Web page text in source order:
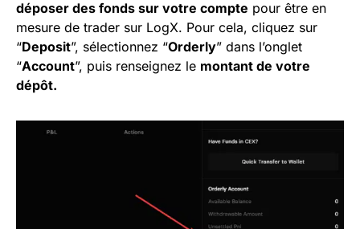
déposer des fonds sur votre compte pour être en
mesure de trader sur LogX. Pour cela, cliquez sur
“Deposit”, sélectionnez “Orderly” dans l’onglet
“Account”, puis renseignez le montant de votre
dépôt.